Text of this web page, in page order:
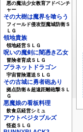
悪の魔法少女教育アドベンチ
ャー
その大樹は魔界を喰らう
フィールド侵攻型魔城防衛Ｓ
ＬＧ
領地貴族
領地経営ＳＬＧ
呪いの魔剣に闇憑き乙女
冒険者育成ＳＬＧ
プラネットドラゴン
宇宙冒険運送ＳＬＧ
その古城に勇者砲あり
拠点防衛＆超遠距離砲撃ＳＬ
Ｇ
悪魔娘の看板料理
飲食店経営シミュ
アウトベジタブルズ
怪盗ＳＬＧ